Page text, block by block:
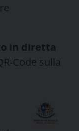
in diretta
Code sulla